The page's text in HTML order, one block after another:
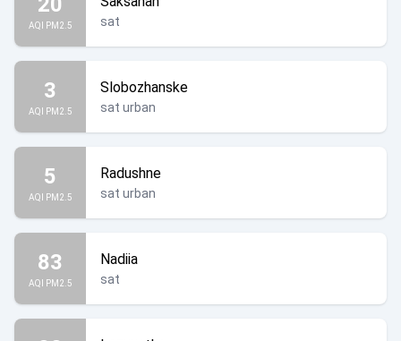
AQI PM2.5 sat
3
AQI PM2.5
Slobozhanske
sat urban
5
AQI PM2.5
Radushne
sat urban
83
AQI PM2.5
Nadiia
sat